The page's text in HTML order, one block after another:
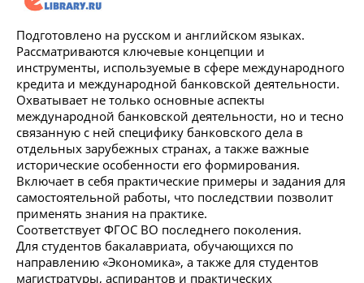
Подготовлено на русском и английском языках.
Рассматриваются ключевые концепции и
инструменты, используемые в сфере международного
кредита и международной банковской деятельности.
Охватывает не только основные аспекты
международной банковской деятельности, но и тесно
связанную с ней специфику банковского дела в
отдельных зарубежных странах, а также важные
исторические особенности его формирования.
Включает в себя практические примеры и задания для
самостоятельной работы, что последствии позволит
применять знания на практике.
Соответствует ФГОС ВО последнего поколения.
Для студентов бакалавриата, обучающихся по
направлению «Экономика», а также для студентов
магистратуры, аспирантов и практических